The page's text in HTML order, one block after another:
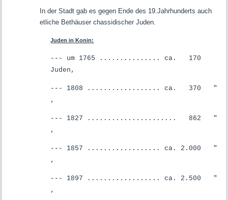
In der Stadt gab es gegen Ende des 19.Jahrhunderts auch
etliche Bethäuser chassidischer Juden.
Juden in Konin:
--- um 1765 ............... ca. 170
Juden,
--- 1808 .................. ca. 370 "
,
--- 1827 ...................... 862 "
,
--- 1857 .................. ca. 2.000 "
,
--- 1897 .................. ca. 2.500 "
,